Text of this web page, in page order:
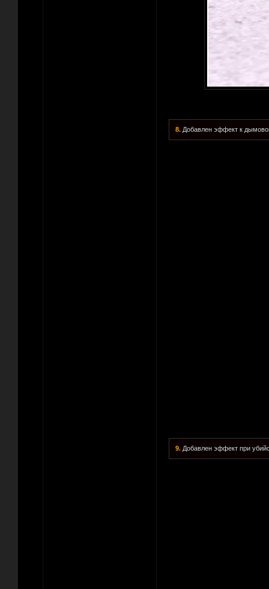
8. Добавлен эффект к
9. Добавлен эффект при